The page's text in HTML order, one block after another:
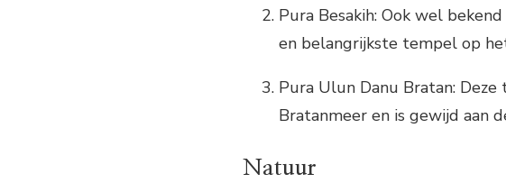
Pura Besakih: Ook wel
en belangrijkste tempel op
Pura Ulun Danu Bratan:
Bratanmeer en is gewijd aan
Natuur